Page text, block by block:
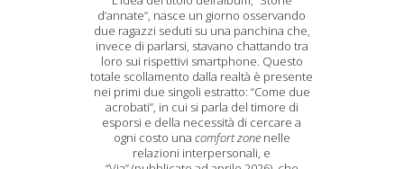
d’annate”, nasce un giorno osservando
due ragazzi seduti su una panchina che,
invece di parlarsi, stavano chattando tra
loro sui rispettivi smartphone. Questo
totale scollamento dalla realtà è presente
nei primi due singoli estratto: “Come due
acrobati”, in cui si parla del timore di
esporsi e della necessità di cercare a
ogni costo una comfort zonenelle
relazioni interpersonali, e